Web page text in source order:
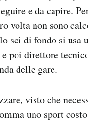
e da capire.
volta non sono
sci di fondo si usa
poi direttore
delle gare.
visto che
uno sport